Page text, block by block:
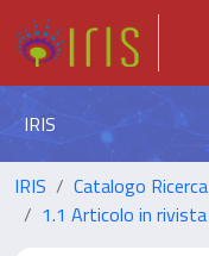
IRIS
IRIS Catalogo Ricerca
1.1 Articolo in rivista